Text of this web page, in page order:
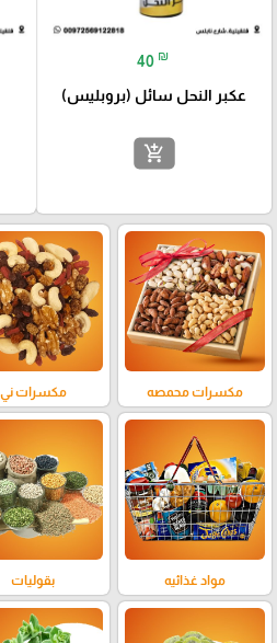
40 ₪
عكبر النحل سائل (بروبليس)
add_shopping_cart
مكسرات محمصه مكسرات ني
مواد غذائيه بقوليات